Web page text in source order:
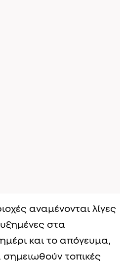
αναμένονται λίγες
στα
και το απόγευμα,
σημειωθούν τοπικές